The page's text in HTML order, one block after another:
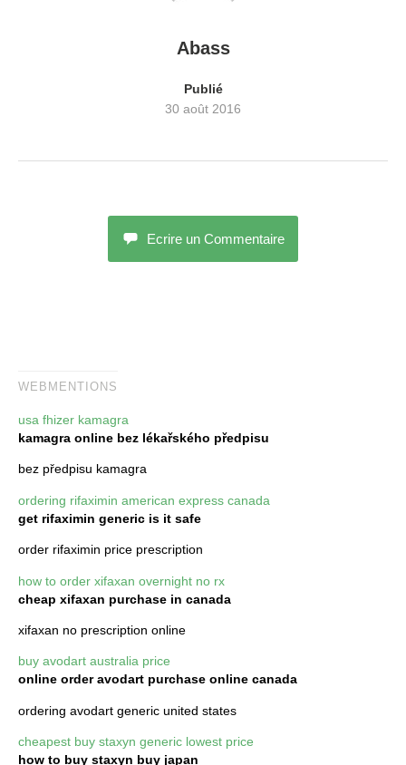
Abass
Publié
30 août 2016
Ecrire un Commentaire
WEBMENTIONS
usa fhizer kamagra
kamagra online bez lékařského předpisu
bez předpisu kamagra
ordering rifaximin american express canada
get rifaximin generic is it safe
order rifaximin price prescription
how to order xifaxan overnight no rx
cheap xifaxan purchase in canada
xifaxan no prescription online
buy avodart australia price
online order avodart purchase online canada
ordering avodart generic united states
cheapest buy staxyn generic lowest price
how to buy staxyn buy japan